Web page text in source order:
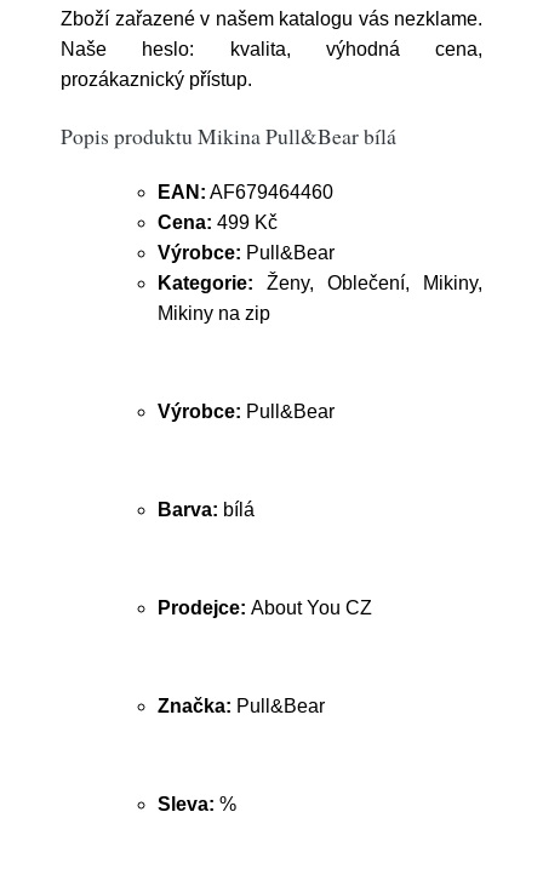
Zboží zařazené v našem katalogu vás nezklame.
Naše heslo: kvalita, výhodná cena,
prozákaznický přístup.
Popis produktu Mikina Pull&Bear bílá
EAN: AF679464460
Cena: 499 Kč
Výrobce: Pull&Bear
Kategorie: Ženy, Oblečení, Mikiny,
Mikiny na zip
Výrobce: Pull&Bear
Barva: bílá
Prodejce: About You CZ
Značka: Pull&Bear
Sleva: %